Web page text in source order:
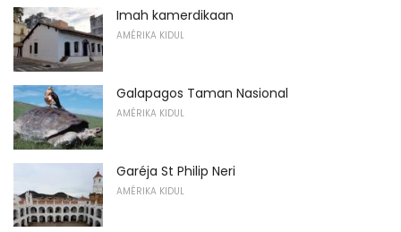
Imah kamerdikaan
AMÉRIKA KIDUL
Galapagos Taman Nasional
AMÉRIKA KIDUL
Garéja St Philip Neri
AMÉRIKA KIDUL